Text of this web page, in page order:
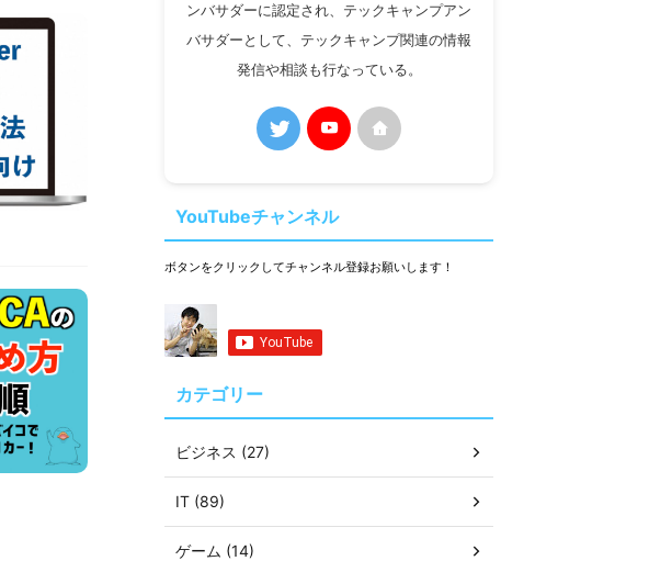
ンバサダーに認定され、テックキャンプアン
バサダーとして、テックキャンプ関連の情報
発信や相談も行なっている。
YouTubeチャンネル
ボタンをクリックしてチャンネル登録お願いします！
カテゴリー
ビジネス (27)
IT (89)
ゲーム (14)